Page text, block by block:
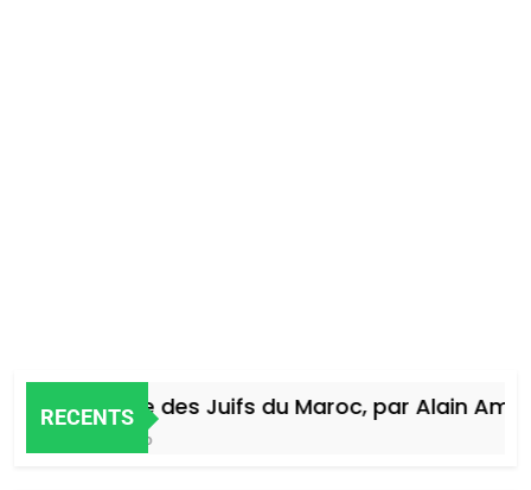
RECENTS
Histoire des Juifs du Maroc, par Alain Amiel